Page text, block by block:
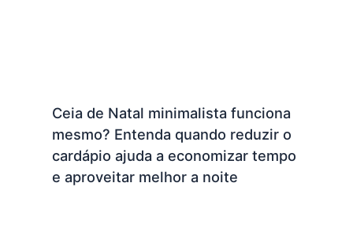
Ceia de Natal minimalista funciona
mesmo? Entenda quando reduzir o
cardápio ajuda a economizar tempo
e aproveitar melhor a noite